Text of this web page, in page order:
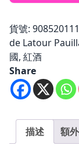
Pauillac
2nd
Wine
2005
數
量
貨號:
de Latour
國, 紅酒
Share
描述 額